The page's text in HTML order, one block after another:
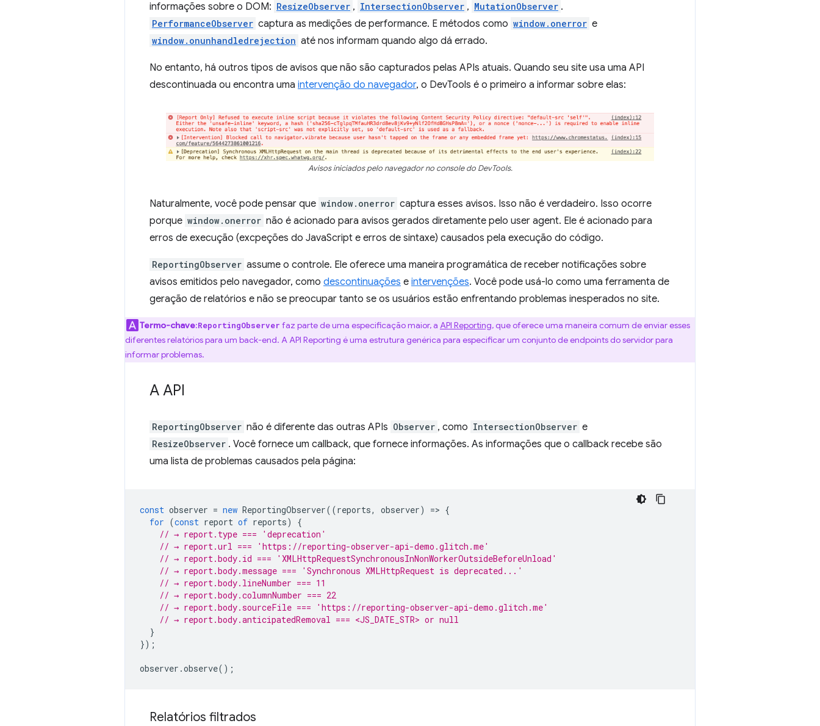
informações sobre o DOM: ResizeObserver , IntersectionObserver , MutationObserver .
PerformanceObserver captura as medições de performance. E métodos como window.onerror e
window.onunhandledrejection até nos informam quando algo dá errado.
No entanto, há outros tipos de avisos que não são capturados pelas APIs atuais. Quando seu site usa uma API
descontinuada ou encontra uma intervenção do navegador, o DevTools é o primeiro a informar sobre elas:
Avisos iniciados pelo navegador no console do DevTools.
Naturalmente, você pode pensar que window.onerror captura esses avisos. Isso não é verdadeiro. Isso ocorre
porque window.onerror não é acionado para avisos gerados diretamente pelo user agent. Ele é acionado para
erros de execução (excpeções do JavaScript e erros de sintaxe) causados pela execução do código.
ReportingObserver assume o controle. Ele oferece uma maneira programática de receber notificações sobre
avisos emitidos pelo navegador, como descontinuações e intervenções. Você pode usá-lo como uma ferramenta de
geração de relatórios e não se preocupar tanto se os usuários estão enfrentando problemas inesperados no site.
Termo-chave:ReportingObserver faz parte de uma especificação maior, a API Reporting, que oferece uma maneira comum de enviar esses
diferentes relatórios para um back-end. A API Reporting é uma estrutura genérica para especificar um conjunto de endpoints do servidor para
informar problemas.
A API
ReportingObserver não é diferente das outras APIs Observer , como IntersectionObserver e
ResizeObserver . Você fornece um callback, que fornece informações. As informações que o callback recebe são
uma lista de problemas causados pela página:
const observer = new ReportingObserver((reports, observer) => {
for (const report of reports)
{
// → report.type === 'deprecation'
// → report.url === 'https://reporting-observer-api-demo.glitch.me'
// → report.body.id === 'XMLHttpRequestSynchronousInNonWorkerOutsideBeforeUnload'
// → report.body.message === 'Synchronous XMLHttpRequest is deprecated...'
// → report.body.lineNumber === 11
// → report.body.columnNumber === 22
// → report.body.sourceFile === 'https://reporting-observer-api-demo.glitch.me'
// → report.body.anticipatedRemoval === <JS_DATE_STR> or null
}
});
observer .observe();
Relatórios filtrados